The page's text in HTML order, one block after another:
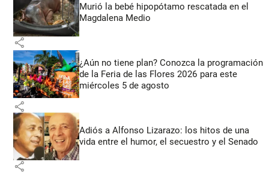
Murió la bebé hipopótamo rescatada en el
Magdalena Medio
share
¿Aún no tiene plan? Conozca la programación
de la Feria de las Flores 2026 para este
miércoles 5 de agosto
share
Adiós a Alfonso Lizarazo: los hitos de una
vida entre el humor, el secuestro y el Senado
share